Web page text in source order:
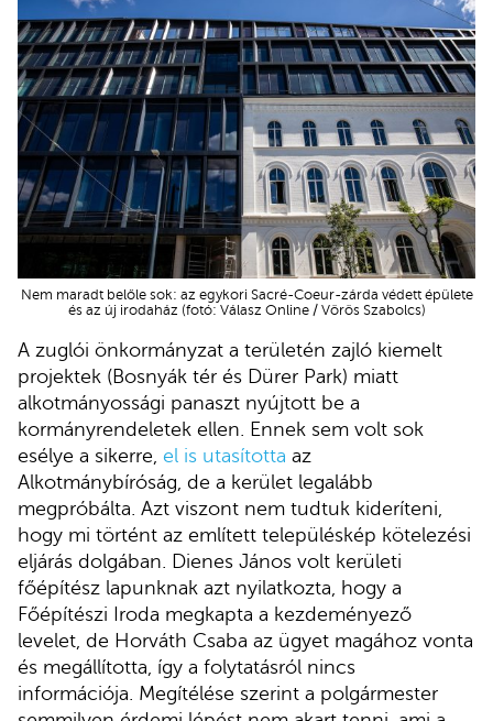
Nem maradt belőle sok: az egykori Sacré-Coeur-zárda védett épülete
és az új irodaház (fotó: Válasz Online / Vörös Szabolcs)
A zuglói önkormányzat a területén zajló kiemelt
projektek (Bosnyák tér és Dürer Park) miatt
alkotmányossági panaszt nyújtott be a
kormányrendeletek ellen. Ennek sem volt sok
esélye a sikerre, el is utasította az
Alkotmánybíróság, de a kerület legalább
megpróbálta. Azt viszont nem tudtuk kideríteni,
hogy mi történt az említett településkép kötelezési
eljárás dolgában. Dienes János volt kerületi
főépítész lapunknak azt nyilatkozta, hogy a
Főépítészi Iroda megkapta a kezdeményező
levelet, de Horváth Csaba az ügyet magához vonta
és megállította, így a folytatásról nincs
információja. Megítélése szerint a polgármester